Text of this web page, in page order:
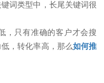
词类型中，长尾关键词很
只有准确的客户才会搜
，转化率高，那么如何推